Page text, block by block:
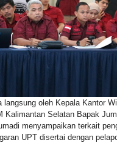
langsung oleh Kepala Kantor
Kalimantan Selatan Bapak
menyampaikan terkait
UPT disertai dengan